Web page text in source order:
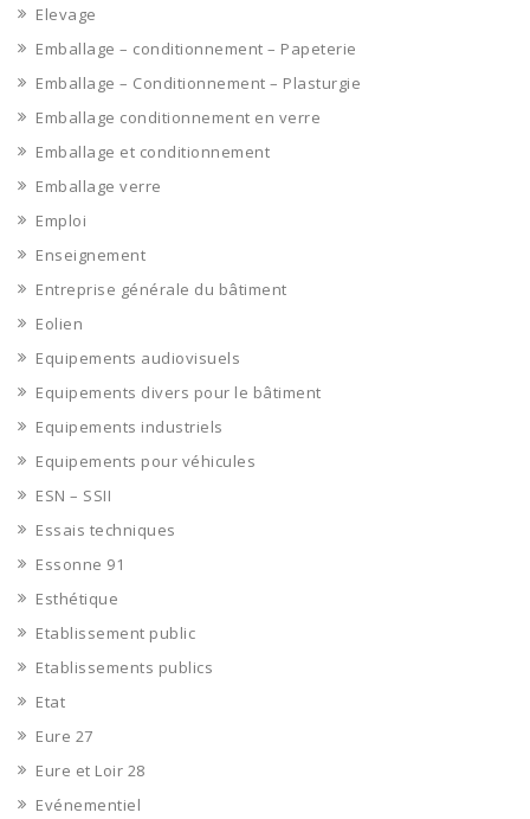
Elevage
Emballage – conditionnement – Papeterie
Emballage – Conditionnement – Plasturgie
Emballage conditionnement en verre
Emballage et conditionnement
Emballage verre
Emploi
Enseignement
Entreprise générale du bâtiment
Eolien
Equipements audiovisuels
Equipements divers pour le bâtiment
Equipements industriels
Equipements pour véhicules
ESN – SSII
Essais techniques
Essonne 91
Esthétique
Etablissement public
Etablissements publics
Etat
Eure 27
Eure et Loir 28
Evénementiel